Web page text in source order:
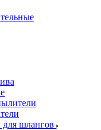
шлангов